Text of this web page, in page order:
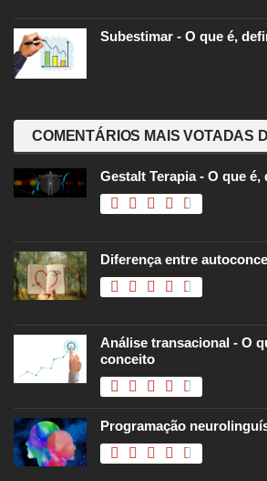
Subestimar - O que é,
COMENTÁRIOS MAIS VOTADAS
Gestalt Terapia - O que
Diferença entre
Análise transacional - O
conceito
Programação